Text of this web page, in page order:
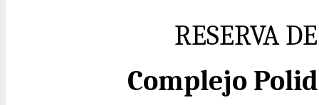
RESERVA
Complejo